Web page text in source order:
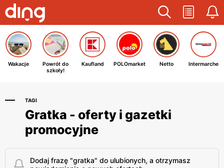
Wakacje
Powrót do
szkoły!
Kaufland POLOmarket Netto Intermarche
TAGI
Gratka - oferty i gazetki
promocyjne
Dodaj frazę "gratka" do ulubionych, a otrzymasz